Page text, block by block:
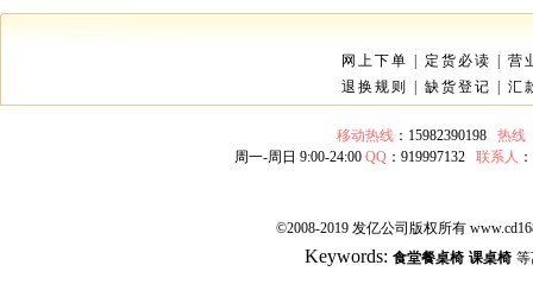
网上下单 定货必读
营
退换规则
缺货登记 汇
移动热线：15982390198 热线
周一-周日 9:00-24:00 QQ：919997132 联系人
©2008-2019 发亿公司版权所有
Keywords: 食堂餐桌椅 课桌椅